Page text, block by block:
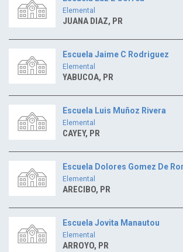
Elemental
JUANA DIAZ, PR
Escuela Jaime C Rodriguez
Elemental
YABUCOA, PR
Escuela Luis Muñoz Rivera
Elemental
CAYEY, PR
Escuela Dolores Gomez De
Elemental
ARECIBO, PR
Escuela Jovita Manautou
Elemental
ARROYO, PR